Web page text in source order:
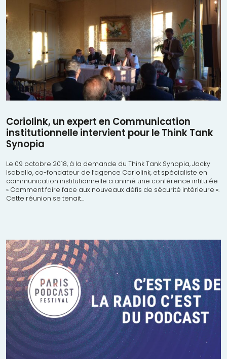
Coriolink, un expert en Communication
institutionnelle intervient pour le Think Tank
Synopia
Le 09 octobre 2018, à la demande du Think Tank Synopia, Jacky
Isabello, co-fondateur de l’agence Coriolink, et spécialiste en
communication institutionnelle a animé une conférence intitulée
« Comment faire face aux nouveaux défis de sécurité intérieure ».
Cette réunion se tenait...